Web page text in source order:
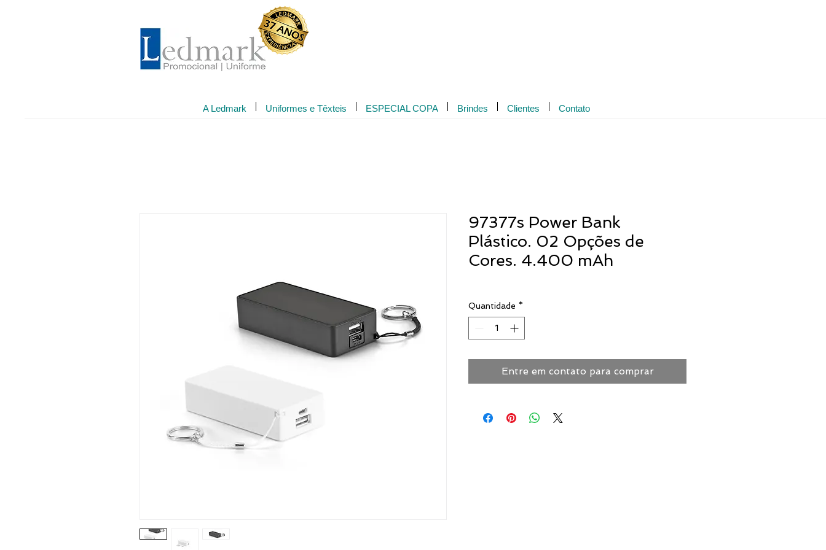
A Ledmark Uniformes e Têxteis ESPECIAL COPA Brindes Clientes Contato
97377s Power Bank
Plástico. 02 Opções de
Cores. 4.400 mAh
Quantidade *
Entre em contato para comprar